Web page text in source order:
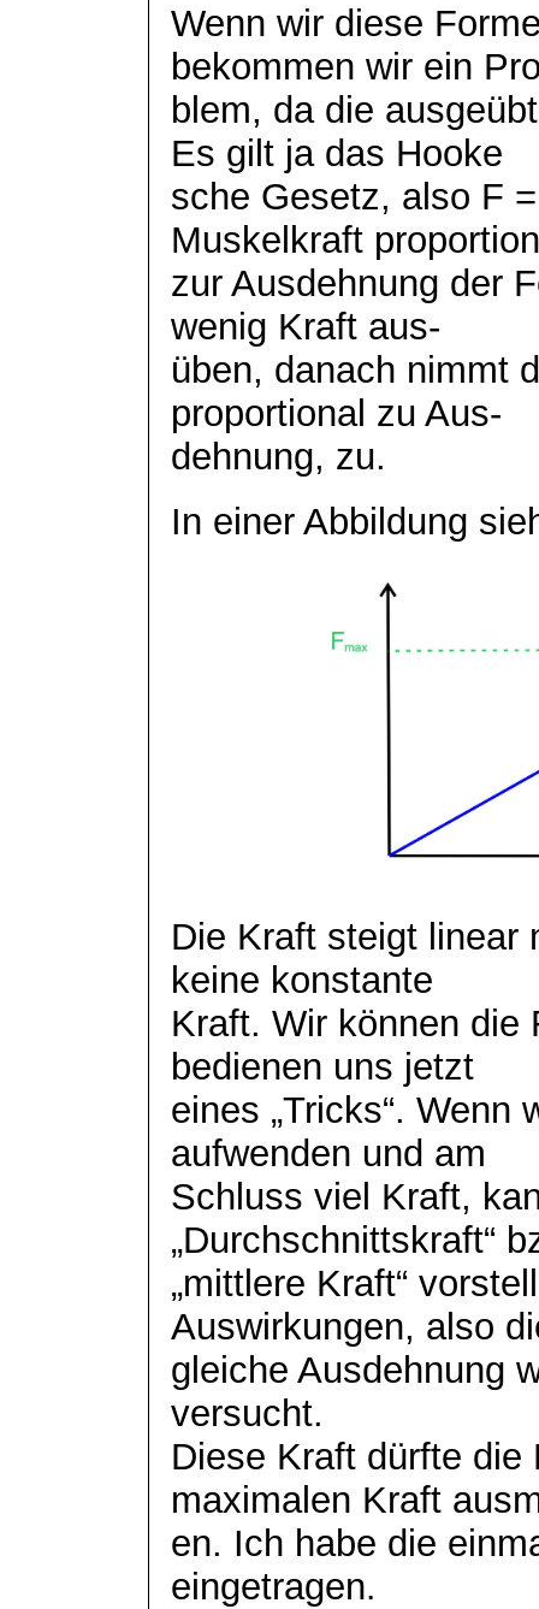
Wenn wir diese
bekommen wir ein
blem, da die
Es gilt ja das Hooke
sche Gesetz, also F
Muskelkraft
zur Ausdehnung der
wenig Kraft aus-
üben, danach nimmt
proportional zu Aus-
dehnung, zu.
In einer Abbildung
Die Kraft steigt linear
keine konstante
Kraft. Wir können die
bedienen uns jetzt
eines „Tricks“. Wenn
aufwenden und am
Schluss viel Kraft,
„Durchschnittskraft“
„mittlere Kraft“
Auswirkungen, also
gleiche Ausdehnung
versucht.
Diese Kraft dürfte die
maximalen Kraft
en. Ich habe die
eingetragen.